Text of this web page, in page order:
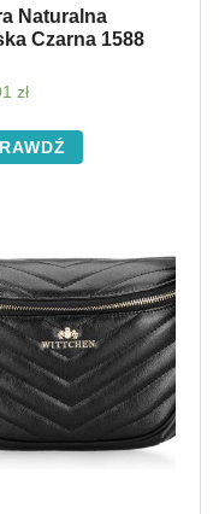
Naturalna
Czarna 1588
zł